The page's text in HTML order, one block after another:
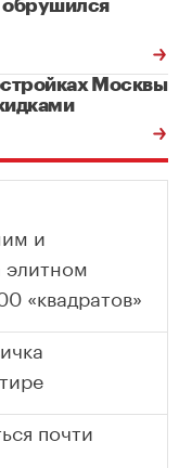
Москвы
и
«квадратов»
почти